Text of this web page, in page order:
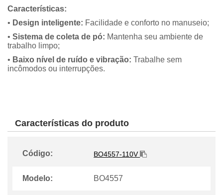
Características:
• Design inteligente: Facilidade e conforto no manuseio;
• Sistema de coleta de pó: Mantenha seu ambiente de
trabalho limpo;
• Baixo nível de ruído e vibração: Trabalhe sem
incômodos ou interrupções.
Características do produto
Código: BO4557-110V
Modelo: BO4557